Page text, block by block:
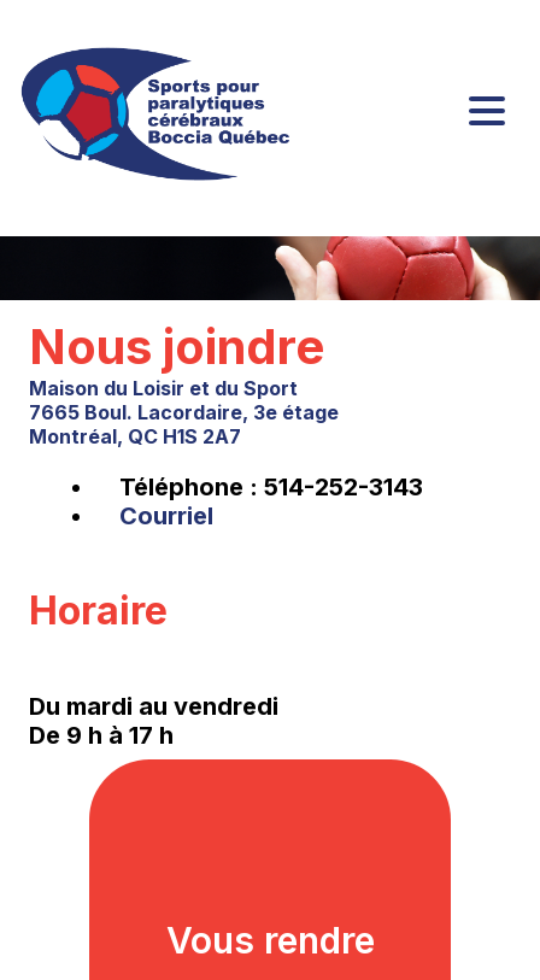
Nous joindre
Maison du Loisir et du Sport
7665 Boul. Lacordaire, 3e étage
Montréal, QC H1S 2A7
Téléphone : 514-252-3143
Courriel
Horaire
Du mardi au vendredi
De 9 h à 17 h
Vous rendre